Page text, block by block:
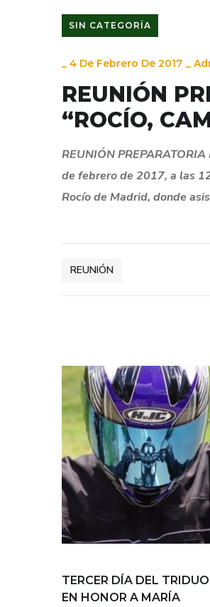
SIN CATEGORÍA
_ 4 De Febrero De 2017 _
REUNIÓN
“ROCÍO,
REUNIÓN
de febrero de 2017, a las
Rocío de Madrid, donde
REUNIÓN
TERCER DÍA DEL TRIDUO
EN HONOR A MARÍA